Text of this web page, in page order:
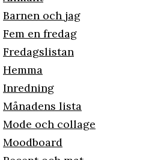
Barnen och jag
Fem en fredag
Fredagslistan
Hemma
Inredning
Månadens lista
Mode och collage
Moodboard